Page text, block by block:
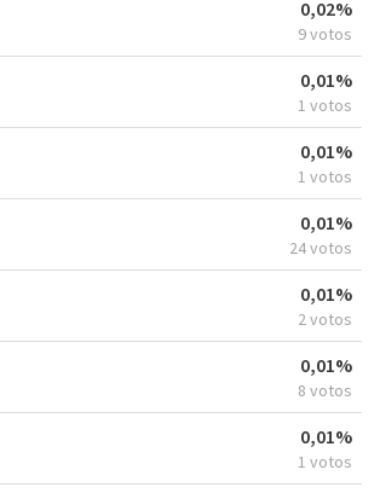
0,02%
9 votos
0,01%
1 votos
0,01%
1 votos
0,01%
24 votos
0,01%
2 votos
0,01%
8 votos
0,01%
1 votos